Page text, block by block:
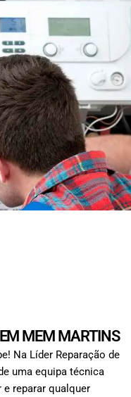
MEM MARTINS
Na Líder Reparação de
uma equipa técnica
reparar qualquer